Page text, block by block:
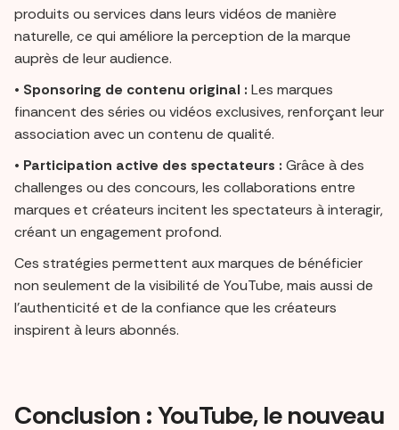
produits ou services dans leurs vidéos de manière
naturelle, ce qui améliore la perception de la marque
auprès de leur audience.
• Sponsoring de contenu original : Les marques
financent des séries ou vidéos exclusives, renforçant leur
association avec un contenu de qualité.
• Participation active des spectateurs : Grâce à des
challenges ou des concours, les collaborations entre
marques et créateurs incitent les spectateurs à interagir,
créant un engagement profond.
Ces stratégies permettent aux marques de bénéficier
non seulement de la visibilité de YouTube, mais aussi de
l’authenticité et de la confiance que les créateurs
inspirent à leurs abonnés.
Conclusion : YouTube, le nouveau